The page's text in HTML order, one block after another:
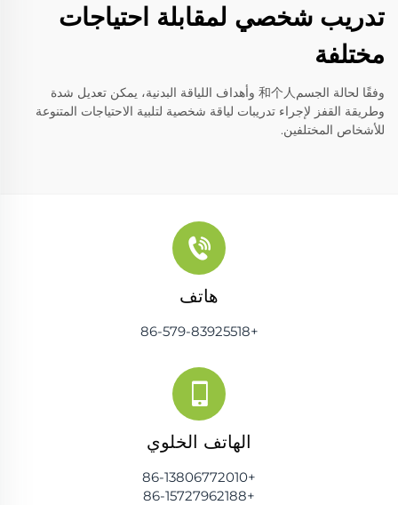
تدريب شخصي لمقابلة احتياجات
مختلفة
وفقًا لحالة الجسم和个人 وأهداف اللياقة البدنية، يمكن تعديل شدة
وطريقة القفز لإجراء تدريبات لياقة شخصية لتلبية الاحتياجات المتنوعة
للأشخاص المختلفين.
هاتف
+86-579-83925518
الهاتف الخلوي
+86-13806772010
+86-15727962188